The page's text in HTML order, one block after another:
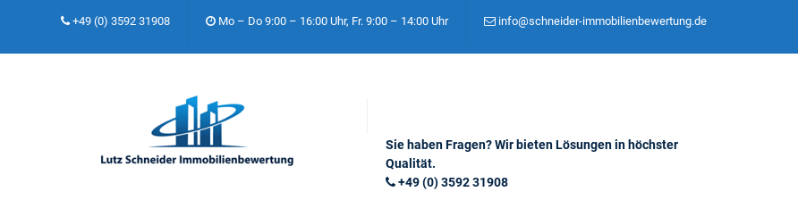
+49 (0) 3592 31908 Mo – Do 9:00 – 16:00 Uhr, Fr. 9:00 – 14:00 Uhr info@schneider-immobilienbewertung.de
Sie haben Fragen? Wir bieten Lösungen in höchster
Qualität.
+49 (0) 3592 31908